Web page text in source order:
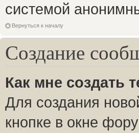
системой
Вернуться к началу
Создание
Как мне создать
Для создания
кнопке в окне